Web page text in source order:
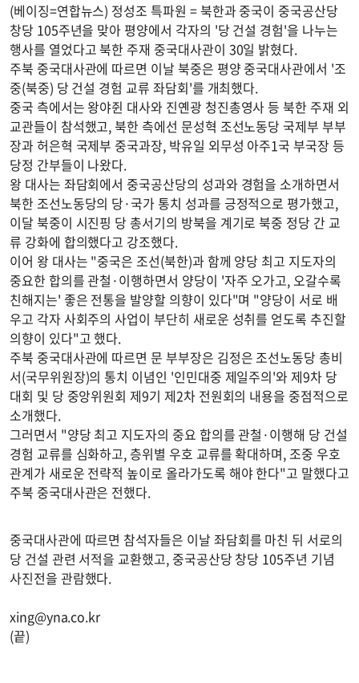
(베이징=연합뉴스) 정성조 특파원 = 북한과 중국이 중국공산당
창당 105주년을 맞아 평양에서 각자의 '당 건설 경험'을 나누는
행사를 열었다고 북한 주재 중국대사관이 30일 밝혔다.
주북 중국대사관에 따르면 이날 북중은 평양 중국대사관에서 '조
중(북중) 당 건설 경험 교류 좌담회'를 개최했다.
중국 측에서는 왕야쥔 대사와 진옌광 청진총영사 등 북한 주재 외
교관들이 참석했고, 북한 측에선 문성혁 조선노동당 국제부 부부
장과 허은혁 국제부 중국과장, 박유일 외무성 아주1국 부국장 등
당정 간부들이 나왔다.
왕 대사는 좌담회에서 중국공산당의 성과와 경험을 소개하면서
북한 조선노동당의 당·국가 통치 성과를 긍정적으로 평가했고,
이달 북중이 시진핑 당 총서기의 방북을 계기로 북중 정당 간 교
류 강화에 합의했다고 강조했다.
이어 왕 대사는 "중국은 조선(북한)과 함께 양당 최고 지도자의
중요한 합의를 관철·이행하면서 양당이 '자주 오가고, 오갈수록
친해지는' 좋은 전통을 발양할 의향이 있다"며 "양당이 서로 배
우고 각자 사회주의 사업이 부단히 새로운 성취를 얻도록 추진할
의향이 있다"고 했다.
주북 중국대사관에 따르면 문 부부장은 김정은 조선노동당 총비
서(국무위원장)의 통치 이념인 '인민대중 제일주의'와 제9차 당
대회 및 당 중앙위원회 제9기 제2차 전원회의 내용을 중점적으로
소개했다.
그러면서 "양당 최고 지도자의 중요 합의를 관철·이행해 당 건설
경험 교류를 심화하고, 층위별 우호 교류를 확대하며, 조중 우호
관계가 새로운 전략적 높이로 올라가도록 해야 한다"고 말했다고
주북 중국대사관은 전했다.
중국대사관에 따르면 참석자들은 이날 좌담회를 마친 뒤 서로의
당 건설 관련 서적을 교환했고, 중국공산당 창당 105주년 기념
사진전을 관람했다.
xing@yna.co.kr
(끝)